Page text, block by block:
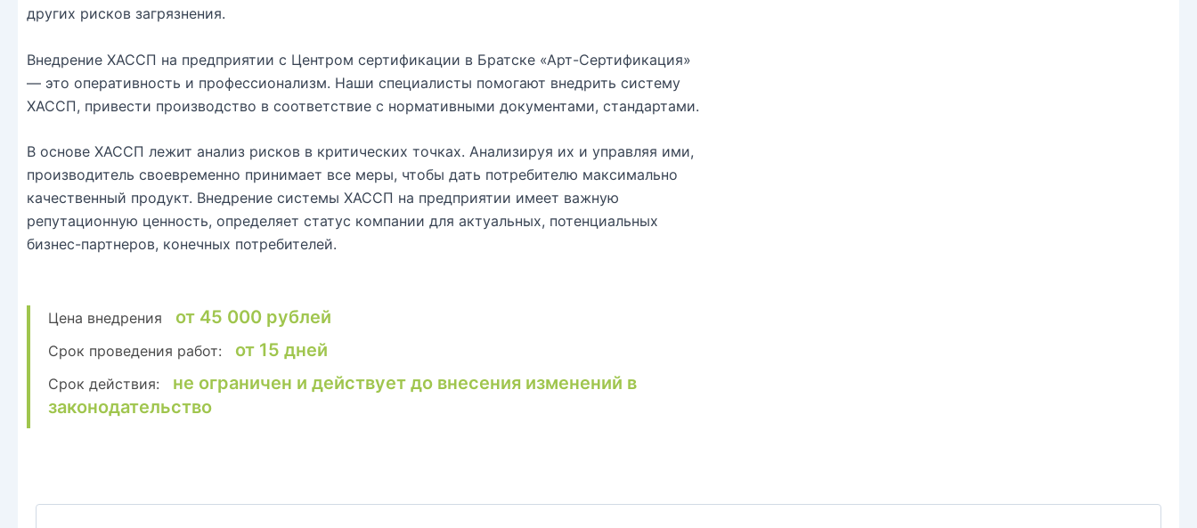
других рисков загрязнения.
Внедрение ХАССП на предприятии с Центром сертификации в Братске «Арт-Сертификация»
— это оперативность и профессионализм. Наши специалисты помогают внедрить систему
ХАССП, привести производство в соответствие с нормативными документами, стандартами.
В основе ХАССП лежит анализ рисков в критических точках. Анализируя их и управляя ими,
производитель своевременно принимает все меры, чтобы дать потребителю максимально
качественный продукт. Внедрение системы ХАССП на предприятии имеет важную
репутационную ценность, определяет статус компании для актуальных, потенциальных
бизнес-партнеров, конечных потребителей.
Цена внедрения от 45 000 рублей
Срок проведения работ: от 15 дней
Срок действия:
не ограничен и действует до внесения изменений в
законодательство